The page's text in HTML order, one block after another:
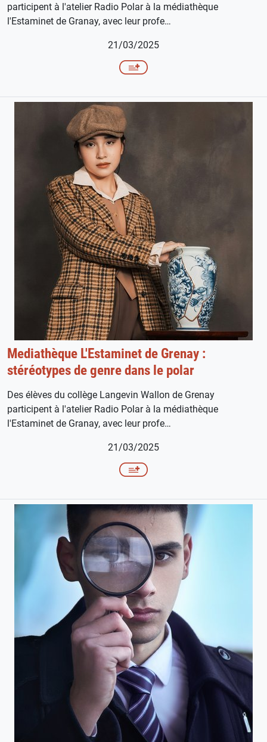
participent à l'atelier Radio Polar à la médiathèque
l'Estaminet de Granay, avec leur profe…
21/03/2025
Mediathèque L'Estaminet de Grenay :
stéréotypes de genre dans le polar
Des élèves du collège Langevin Wallon de Grenay
participent à l'atelier Radio Polar à la médiathèque
l'Estaminet de Granay, avec leur profe…
21/03/2025